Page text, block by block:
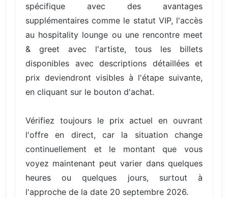
spécifique avec des avantages
supplémentaires comme le statut VIP, l'accès
au hospitality lounge ou une rencontre meet
& greet avec l'artiste, tous les billets
disponibles avec descriptions détaillées et
prix deviendront visibles à l'étape suivante,
en cliquant sur le bouton d'achat.
Vérifiez toujours le prix actuel en ouvrant
l'offre en direct, car la situation change
continuellement et le montant que vous
voyez maintenant peut varier dans quelques
heures ou quelques jours, surtout à
l'approche de la date 20 septembre 2026.